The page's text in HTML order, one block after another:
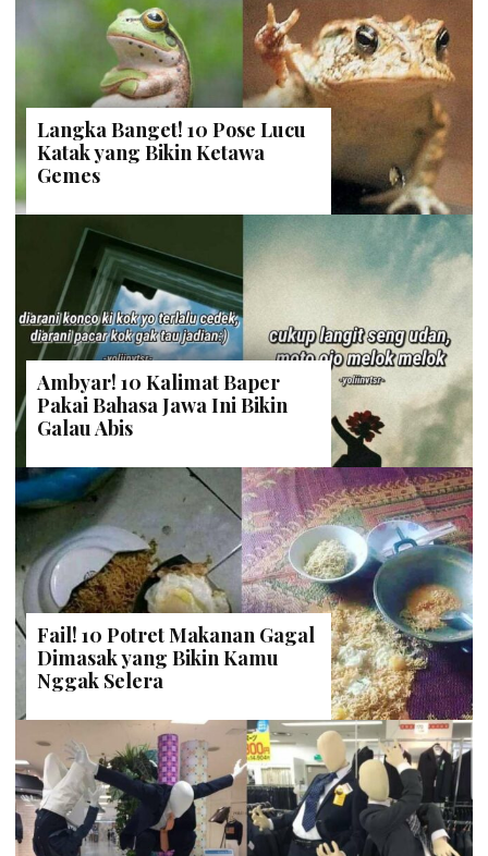
Langka Banget! 10 Pose Lucu
Katak yang Bikin Ketawa
Gemes
Ambyar! 10 Kalimat Baper
Pakai Bahasa Jawa Ini Bikin
Galau Abis
Fail! 10 Potret Makanan Gagal
Dimasak yang Bikin Kamu
Nggak Selera